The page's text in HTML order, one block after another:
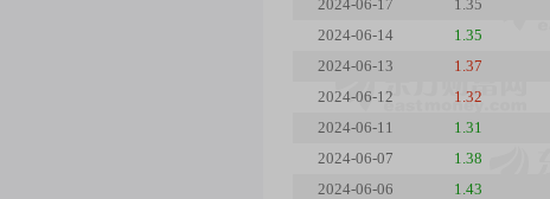
2024-06-17
1.35
2024-06-14
1.35
2024-06-13
1.37
2024-06-12
1.32
2024-06-11
1.31
2024-06-07
1.38
2024-06-06
1.43